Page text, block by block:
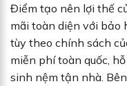
Điểm tạo nên lợi thế
mãi toàn diện với bảo
tùy theo chính sách
miễn phí toàn quốc,
sinh nệm tận nhà.